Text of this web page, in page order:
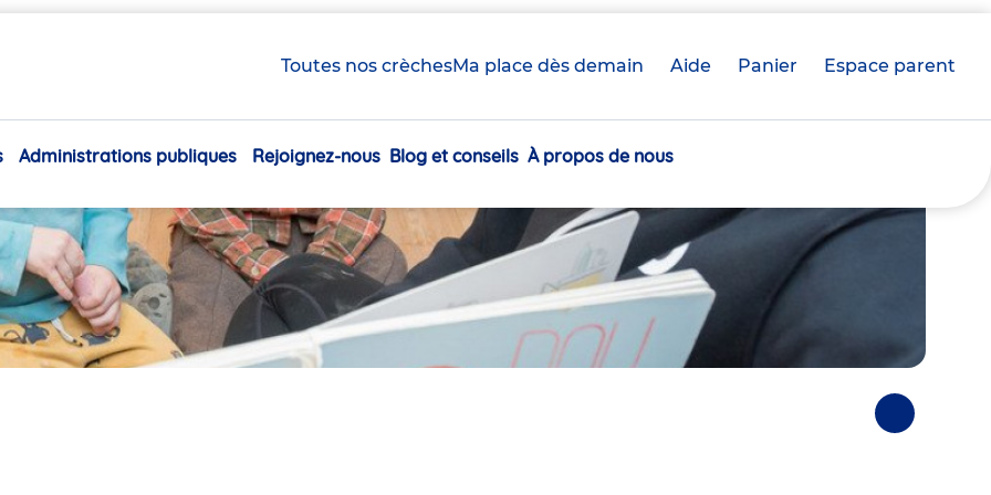
Toutes nos crèchesMa place dès demain Aide Panier crèche(s)
Espace parent
Navigation
Administrations publiques Rejoignez-nous Blog et conseils À propos de nous
Photos
suivantes